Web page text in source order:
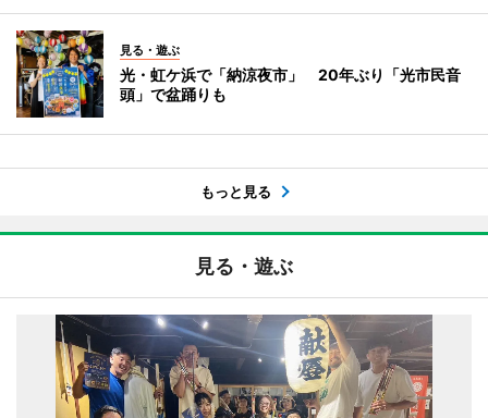
見る・遊ぶ
光・虹ケ浜で「納涼夜市」 20年ぶり「光市民音
頭」で盆踊りも
もっと見る
見る・遊ぶ